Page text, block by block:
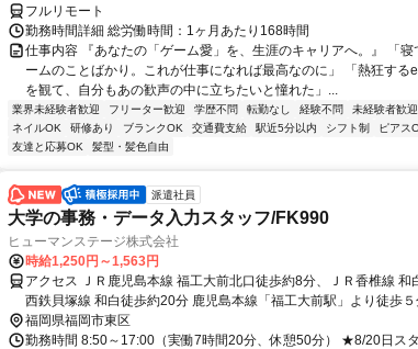
フルリモート
勤務時間詳細 総労働時間：1ヶ月あたり168時間
仕事内容 『あなたの「ゲーム愛」を、生涯のキャリアへ。』 「
ームのことばかり。これが仕事になれば最高なのに」 「熱狂する
を観て、自分もあの歓声の中に立ちたいと憧れた」...
業界未経験者歓迎 フリーター歓迎 学歴不問 転勤なし 経験不問 未経験者歓迎
ネイルOK
研修あり ブランクOK 交通費支給 駅近5分以内 シフト制 ピアス
友達と応募OK
髪型・髪色自由
派遣社員
大学の事務・データ入力スタッフ/FK990
ヒューマンステージ株式会社
時給1,250円～1,563円
アクセス ＪＲ鹿児島本線 福工大前北口徒歩約8分、ＪＲ香椎線 和
西鉄貝塚線 和白徒歩約20分 鹿児島本線「福工大前駅」より徒歩
福岡県福岡市東区
勤務時間 8:50～17:00（実働7時間20分、休憩50分） ★8/20日ス